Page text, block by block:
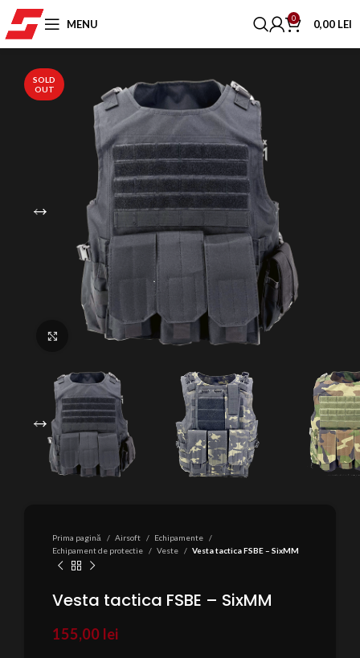
MENU 0 0,00 LEI
SOLD
OUT
Click to enlarge
Prima pagină Airsoft
Echipamente
Echipament de protectie
Veste Vesta tactica FSBE – SixMM
Vesta tactica FSBE – SixMM
155,00 lei